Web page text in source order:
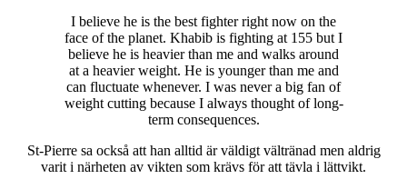
I believe he is the best fighter right now on the
face of the planet. Khabib is fighting at 155 but I
believe he is heavier than me and walks around
at a heavier weight. He is younger than me and
can fluctuate whenever. I was never a big fan of
weight cutting because I always thought of long-
term consequences.
St-Pierre sa också att han alltid är väldigt vältränad men aldrig
varit i närheten av vikten som krävs för att tävla i lättvikt.